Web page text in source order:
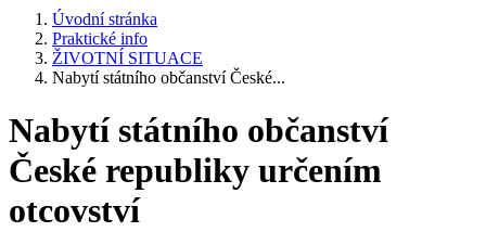
Úvodní stránka
Praktické info
ŽIVOTNÍ SITUACE
Nabytí státního občanství České...
Nabytí státního občanství
České republiky určením
otcovství